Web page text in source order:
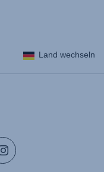
Land wechseln